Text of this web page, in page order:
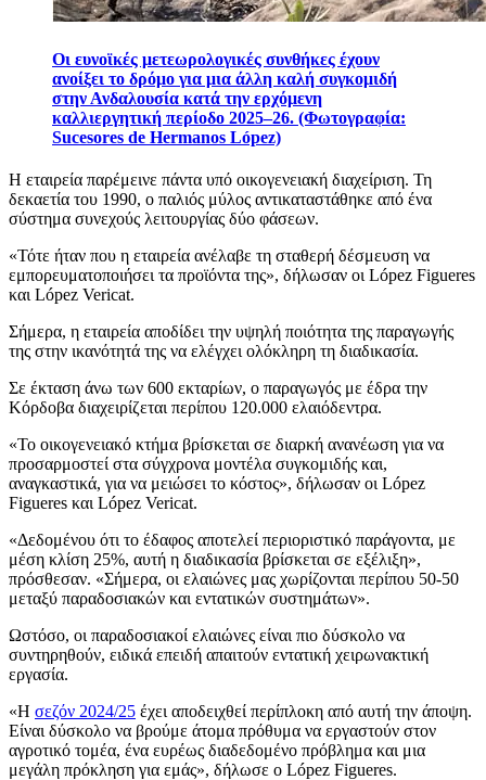
Οι ευνοϊκές μετεωρολογικές συνθήκες έχουν
ανοίξει το δρόμο για μια άλλη καλή συγκομιδή
στην Ανδαλουσία κατά την ερχόμενη
καλλιεργητική περίοδο 2025–26. (Φωτογραφία:
Sucesores de Hermanos López)
Η εταιρεία παρέμεινε πάντα υπό οικογενειακή διαχείριση. Τη
δεκαετία του 1990, ο παλιός μύλος αντικαταστάθηκε από ένα
σύστημα συνεχούς λειτουργίας δύο φάσεων.
«Τότε ήταν που η εταιρεία ανέλαβε τη σταθερή δέσμευση να
εμπορευματοποιήσει τα προϊόντα της», δήλωσαν οι López Figueres
και López Vericat.
Σήμερα, η εταιρεία αποδίδει την υψηλή ποιότητα της παραγωγής
της στην ικανότητά της να ελέγχει ολόκληρη τη διαδικασία.
Σε έκταση άνω των 600 εκταρίων, ο παραγωγός με έδρα την
Κόρδοβα διαχειρίζεται περίπου 120.000 ελαιόδεντρα.
«Το οικογενειακό κτήμα βρίσκεται σε διαρκή ανανέωση για να
προσαρμοστεί στα σύγχρονα μοντέλα συγκομιδής και,
αναγκαστικά, για να μειώσει το κόστος», δήλωσαν οι López
Figueres και López Vericat.
«Δεδομένου ότι το έδαφος αποτελεί περιοριστικό παράγοντα, με
μέση κλίση 25%, αυτή η διαδικασία βρίσκεται σε εξέλιξη»,
πρόσθεσαν. «Σήμερα, οι ελαιώνες μας χωρίζονται περίπου 50-50
μεταξύ παραδοσιακών και εντατικών συστημάτων».
Ωστόσο, οι παραδοσιακοί ελαιώνες είναι πιο δύσκολο να
συντηρηθούν, ειδικά επειδή απαιτούν εντατική χειρωνακτική
εργασία.
«Η σεζόν 2024/25 έχει αποδειχθεί περίπλοκη από αυτή την άποψη.
Είναι δύσκολο να βρούμε άτομα πρόθυμα να εργαστούν στον
αγροτικό τομέα, ένα ευρέως διαδεδομένο πρόβλημα και μια
μεγάλη πρόκληση για εμάς», δήλωσε ο López Figueres.